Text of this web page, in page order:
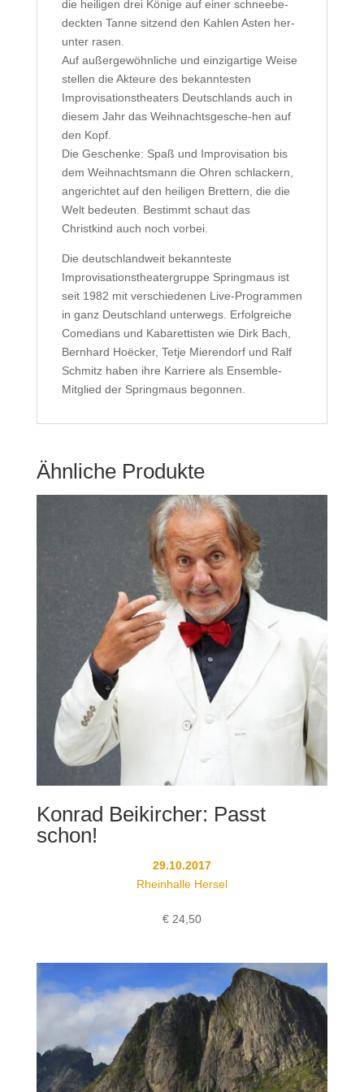
die heiligen drei Könige auf einer schneebe-
deckten Tanne sitzend den Kahlen Asten her-
unter rasen.
Auf außergewöhnliche und einzigartige Weise
stellen die Akteure des bekanntesten
Improvisationstheaters Deutschlands auch in
diesem Jahr das Weihnachtsgesche-hen auf
den Kopf.
Die Geschenke: Spaß und Improvisation bis
dem Weihnachtsmann die Ohren schlackern,
angerichtet auf den heiligen Brettern, die die
Welt bedeuten. Bestimmt schaut das
Christkind auch noch vorbei.
Die deutschlandweit bekannteste
Improvisationstheatergruppe Springmaus ist
seit 1982 mit verschiedenen Live-Programmen
in ganz Deutschland unterwegs. Erfolgreiche
Comedians und Kabarettisten wie Dirk Bach,
Bernhard Hoëcker, Tetje Mierendorf und Ralf
Schmitz haben ihre Karriere als Ensemble-
Mitglied der Springmaus begonnen.
Ähnliche Produkte
Konrad Beikircher: Passt
schon!
29.10.2017
Rheinhalle Hersel
€24,50